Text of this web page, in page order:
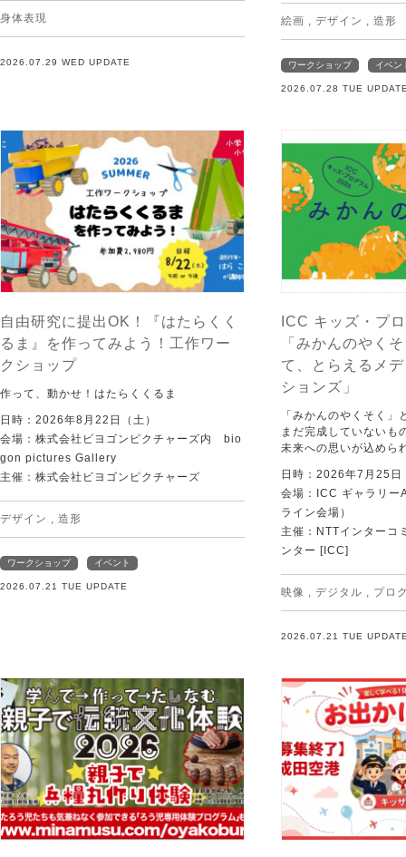
身体表現
2026.07.29 WED UPDATE
絵画 , デザイン , 造形
ワークショップ イベン
2026.07.28 TUE
自由研究に提出OK！『はたらくく
るま』を作ってみよう！工作ワー
クショップ
作って、動かせ！はたらくくるま
日時：2026年8月22日（土）
会場：株式会社ビヨゴンピクチャーズ内 bio
gon pictures Gallery
主催：株式会社ビヨゴンピクチャーズ
デザイン , 造形
ワークショップ イベント
2026.07.21 TUE UPDATE
ICC キッズ・プ
「みかんのやく
て、とらえるメ
ションズ」
「みかんのやくそく
まだ完成していないも
未来への思いが込めら
日時：2026年7月25
会場：ICC ギャラリー
ライン会場）
主催：NTTインターコ
ンター [ICC]
映像 , デジタル , プロ
2026.07.21 TUE